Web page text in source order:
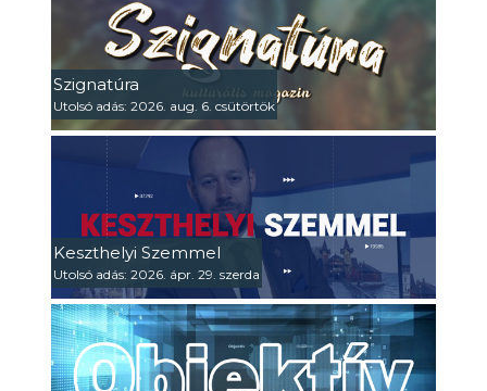
Szignatúra
Utolsó adás: 2026. aug. 6. csütörtök
Keszthelyi Szemmel
Utolsó adás: 2026. ápr. 29. szerda